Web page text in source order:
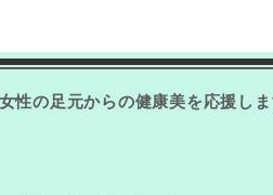
性の足元からの健康美を応援し